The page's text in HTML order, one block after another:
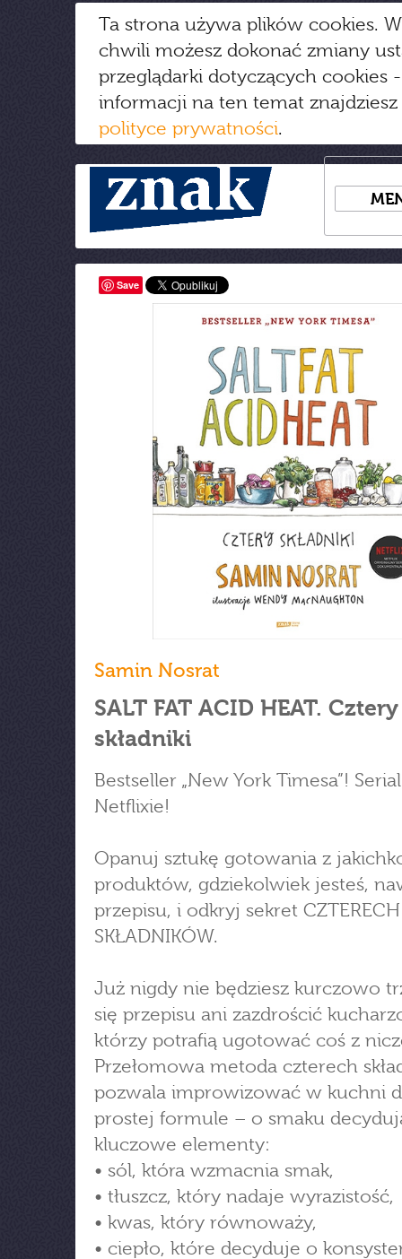
Ta strona używa plików cookies.
chwili możesz dokonać zmiany
przeglądarki dotyczących cookies
informacji na ten temat
polityce prywatności.
Save
Samin Nosrat
SALT FAT ACID HEAT. Cztery
składniki
Bestseller „New York Timesa”!
Netflixie!
Opanuj sztukę gotowania z
produktów, gdziekolwiek jesteś,
przepisu, i odkryj sekret CZTERECH
SKŁADNIKÓW.
Już nigdy nie będziesz kurczowo
się przepisu ani zazdrościć
którzy potrafią ugotować coś z
Przełomowa metoda czterech
pozwala improwizować w kuchni
prostej formule – o smaku
kluczowe elementy:
• sól, która wzmacnia smak,
• tłuszcz, który nadaje wyrazistość,
• kwas, który równoważy,
• ciepło, które decyduje o